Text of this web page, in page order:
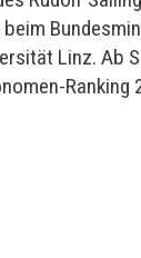
Linz. Ab